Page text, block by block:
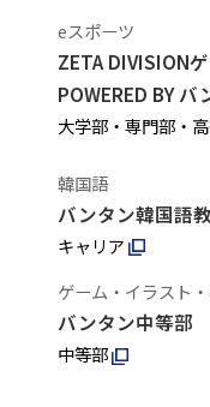
eスポーツ
ZETA DIVISION
POWERED BY バ
大学部・専門部・
韓国語
バンタン韓国語
キャリア
ゲーム・イラスト
バンタン中等部
中等部